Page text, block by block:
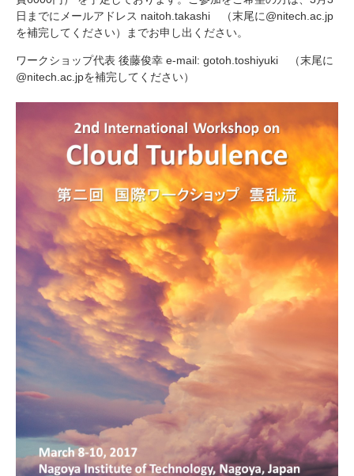
日までにメールアドレス naitoh.takashi （末尾に@nitech.ac.jp
を補完してください）までお申し出ください。
ワークショップ代表 後藤俊幸 e-mail: gotoh.toshiyuki （末尾に
@nitech.ac.jpを補完してください）